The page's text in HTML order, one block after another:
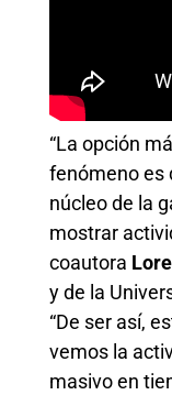
“La opción
fenómeno es
núcleo de la
mostrar
coautora
y de la
“De ser así,
vemos la
masivo en